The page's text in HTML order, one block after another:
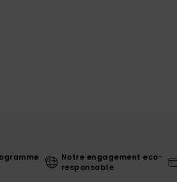
Notre engagement eco-
responsable